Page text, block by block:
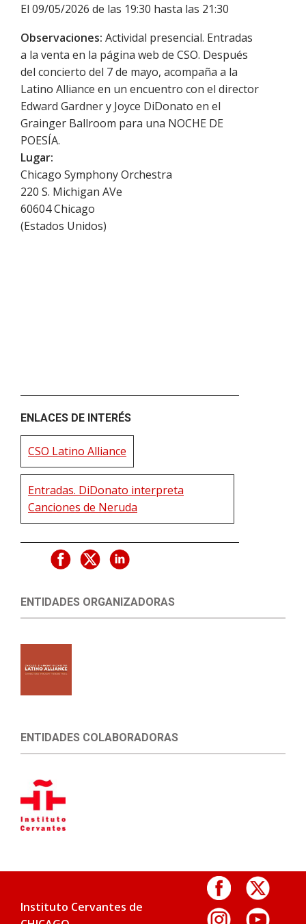
El 09/05/2026 de las 19:30 hasta las 21:30
Observaciones: Actividal presencial. Entradas
a la venta en la página web de CSO. Después
del concierto del 7 de mayo, acompaña a la
Latino Alliance en un encuentro con el director
Edward Gardner y Joyce DiDonato en el
Grainger Ballroom para una NOCHE DE
POESÍA.
Lugar:
Chicago Symphony Orchestra
220 S. Michigan AVe
60604Chicago
(Estados Unidos)
ENLACES DE INTERÉS
CSO Latino Alliance
Entradas. DiDonato interpreta
Canciones de Neruda
ENTIDADES ORGANIZADORAS
ENTIDADES COLABORADORAS
Instituto Cervantes de